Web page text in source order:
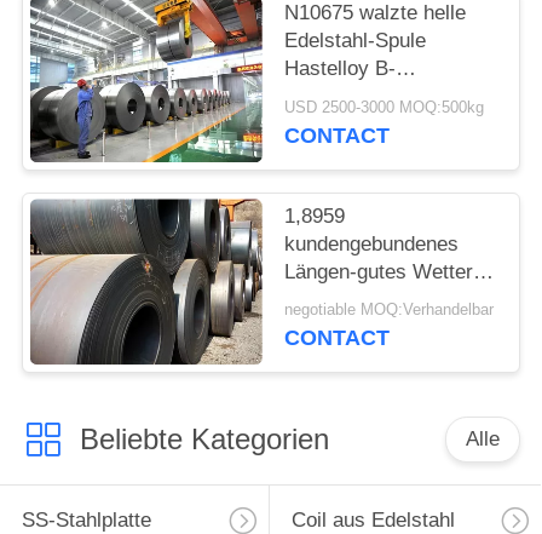
N10675 walzte helle
Edelstahl-Spule
Hastelloy B-
3/Legierung B3 kalt
USD 2500-3000 MOQ:500kg
CONTACT
1,8959
kundengebundenes
Längen-gutes Wetter
des legierten Stahl-
1,8965 Spule beständig
negotiable MOQ:Verhandelbar
CONTACT
Beliebte Kategorien Alle
SS-Stahlplatte Coil aus Edelstahl